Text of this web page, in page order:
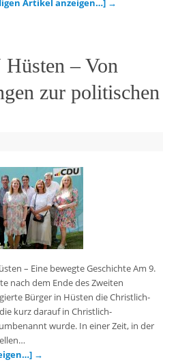
Artikel anzeigen…] →
– Von
zur politischen
– Eine bewegte Geschichte Am 9.
nach dem Ende des Zweiten
Bürger in Hüsten die Christlich-
kurz darauf in Christlich-
wurde. In einer Zeit, in der
→